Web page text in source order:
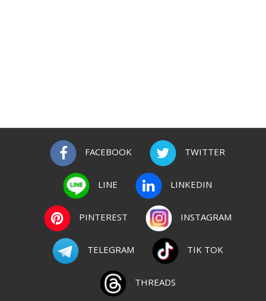
FACEBOOK TWITTER
LINE LINKEDIN
PINTEREST INSTAGRAM
TELEGRAM TIK TOK
THREADS